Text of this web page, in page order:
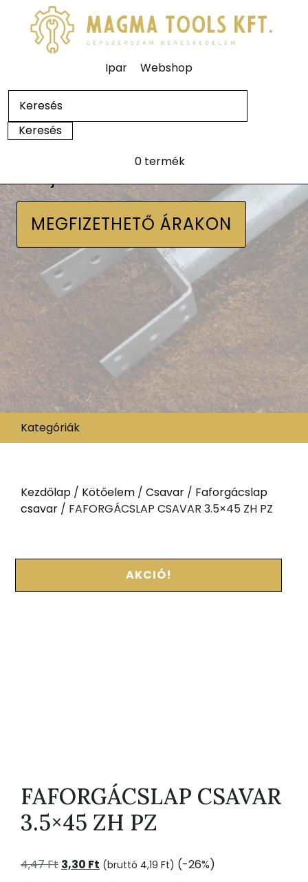
Ipar Webshop
0 termék
MEGFIZETHETŐ ÁRAKON
Kategóriák
Kezdőlap / Kötőelem / Csavar / Faforgácslap
csavar / FAFORGÁCSLAP CSAVAR 3.5×45 ZH PZ
AKCIÓ!
FAFORGÁCSLAP CSAVAR
3.5×45 ZH PZ
4,47Ft Original
3,30 Ft Current
(bruttó 4,19 Ft) (-26%)